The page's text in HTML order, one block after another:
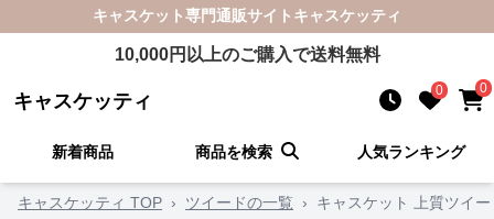
キャスケット専門通販サイト キャスケッティ
10,000円以上のご購入で送料無料
キャスケッティ 0 0
新着商品 商品を検索 人気ランキング
キャスケッティ TOP › ツイードの一覧 › キャスケット 上質ツイ